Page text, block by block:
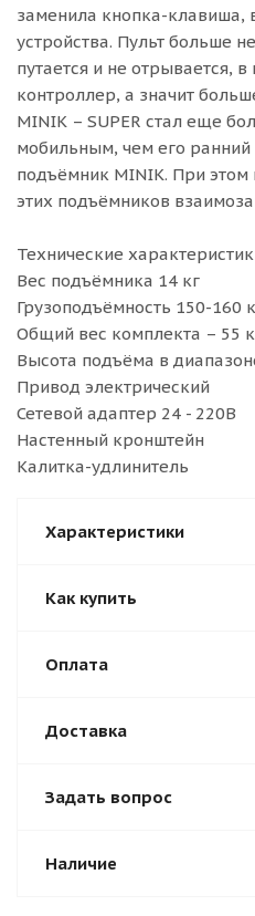
заменила кнопка-клавиша,
устройства. Пульт больше
путается и не отрывается, в
контроллер, а значит
MINIK – SUPER стал еще
мобильным, чем его
подъёмник MINIK. При этом
этих подъёмников
Технические
Вес подъёмника 14 кг
Грузоподъёмность 150-160
Общий вес комплекта – 55
Высота подъёма в
Привод электрический
Сетевой адаптер 24 - 220В
Настенный кронштейн
Калитка-удлинитель
Характеристики
Как купить
Оплата
Доставка
Задать вопрос
Наличие